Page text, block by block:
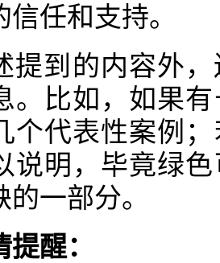
任和支持。
提到的内容外
。比如，如果
个代表性案例
说明，毕竟绿
一部分。
醒：